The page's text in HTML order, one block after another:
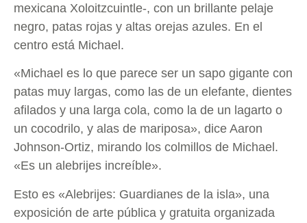
mexicana Xoloitzcuintle-, con un brillante pelaje
negro, patas rojas y altas orejas azules. En el
centro está Michael.
«Michael es lo que parece ser un sapo gigante con
patas muy largas, como las de un elefante, dientes
afilados y una larga cola, como la de un lagarto o
un cocodrilo, y alas de mariposa», dice Aaron
Johnson-Ortiz, mirando los colmillos de Michael.
«Es un alebrijes increíble».
Esto es «Alebrijes: Guardianes de la isla», una
exposición de arte pública y gratuita organizada